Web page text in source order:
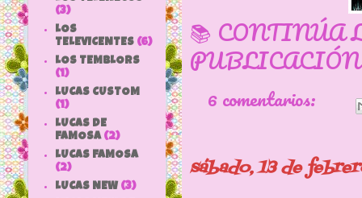
📚 CONTINÚA
6 comentarios:
sábado, 13 de
(3)
LOS
TELEVICENTES (6)
LOS TEMBLORS
(1)
LUCAS CUSTOM
(1)
LUCAS DE
FAMOSA (2)
LUCAS FAMOSA
(2)
LUCAS NEW (3)